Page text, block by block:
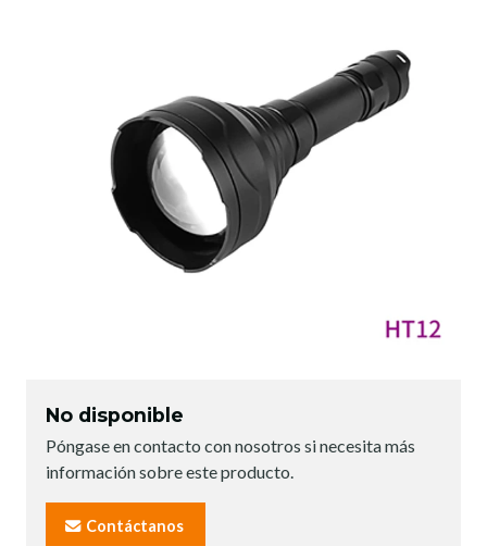
No disponible
Póngase en contacto con nosotros si necesita más
información sobre este producto.
Contáctanos